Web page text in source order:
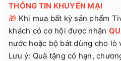
THÔNG TIN KHUYẾN MẠI
🎁 Khi mua bất kỳ sản phẩm
khách có cơ hội được nhận
nước hoặc bộ bát dùng cho lò
Lưu ý: Quà tặng có hạn,